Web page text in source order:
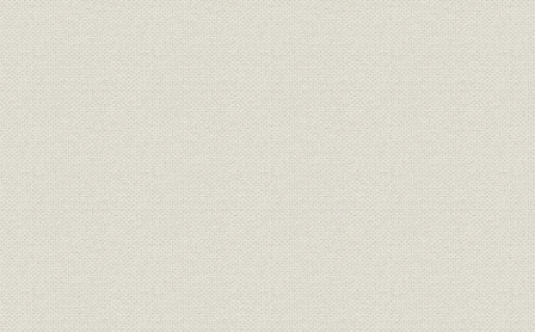
編集協力 ご協力をいただいた方々